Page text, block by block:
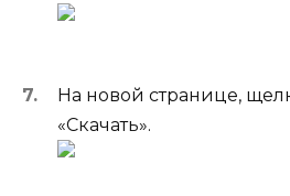
На новой странице,
«Скачать».